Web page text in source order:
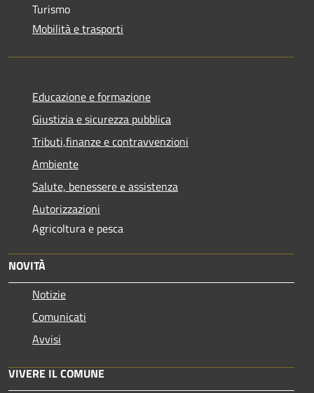
Turismo
Mobilità e trasporti
Educazione e formazione
Giustizia e sicurezza pubblica
Tributi,finanze e contravvenzioni
Ambiente
Salute, benessere e assistenza
Autorizzazioni
Agricoltura e pesca
NOVITÀ
Notizie
Comunicati
Avvisi
VIVERE IL COMUNE